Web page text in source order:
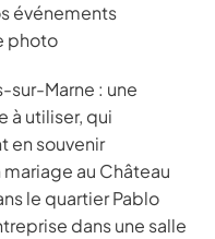
événements
photo
Marne : une
à utiliser, qui
en souvenir
au Château
le quartier Pablo
dans une salle